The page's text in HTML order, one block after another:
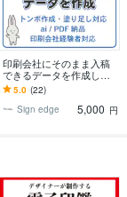
印刷会社にそのまま入稿
できるデータを作成しま
す 印刷会社経験者が入稿
データ作成 スピーディ
ーに対応します
5.0 (22)
Sign edge
5,000 円